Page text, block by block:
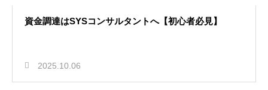
資金調達はSYSコンサルタントへ【初心者必見】
2025.10.06